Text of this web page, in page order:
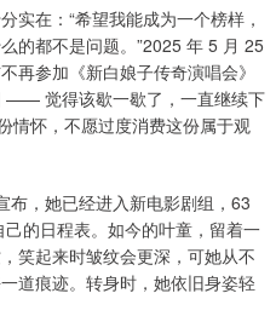
实在：“希望我能成为一个榜样，
的都不是问题。”2025 年 5 月 25
再参加《新白娘子传奇演唱会》
—— 觉得该歇一歇了，一直继续下
情怀，不愿过度消费这份属于观
，她已经进入新电影剧组，63
的日程表。如今的叶童，留着一
笑起来时皱纹会更深，可她从不
道痕迹。转身时，她依旧身姿轻